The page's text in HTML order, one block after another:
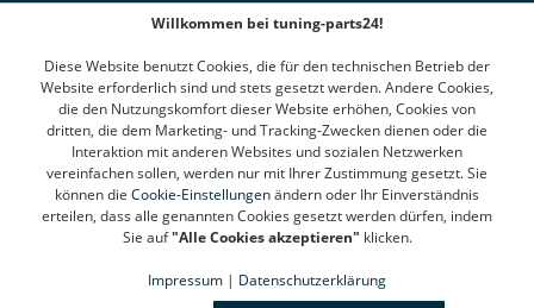
Willkommen bei tuning-parts24!
Diese Website benutzt Cookies, die für den technischen Betrieb der
Website erforderlich sind und stets gesetzt werden. Andere Cookies,
die den Nutzungskomfort dieser Website erhöhen, Cookies von
dritten, die dem Marketing- und Tracking-Zwecken dienen oder die
Interaktion mit anderen Websites und sozialen Netzwerken
vereinfachen sollen, werden nur mit Ihrer Zustimmung gesetzt. Sie
können die Cookie-Einstellungenändern oder Ihr Einverständnis
erteilen, dass alle genannten Cookies gesetzt werden dürfen, indem
Sie auf"Alle Cookies akzeptieren" klicken.
Impressum | Datenschutzerklärung
(4.78 / 5)